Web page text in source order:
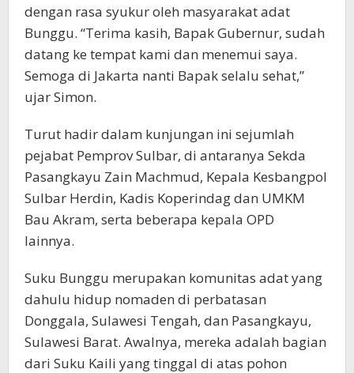
dengan rasa syukur oleh masyarakat adat
Bunggu. “Terima kasih, Bapak Gubernur, sudah
datang ke tempat kami dan menemui saya.
Semoga di Jakarta nanti Bapak selalu sehat,”
ujar Simon.
Turut hadir dalam kunjungan ini sejumlah
pejabat Pemprov Sulbar, di antaranya Sekda
Pasangkayu Zain Machmud, Kepala Kesbangpol
Sulbar Herdin, Kadis Koperindag dan UMKM
Bau Akram, serta beberapa kepala OPD
lainnya.
Suku Bunggu merupakan komunitas adat yang
dahulu hidup nomaden di perbatasan
Donggala, Sulawesi Tengah, dan Pasangkayu,
Sulawesi Barat. Awalnya, mereka adalah bagian
dari Suku Kaili yang tinggal di atas pohon